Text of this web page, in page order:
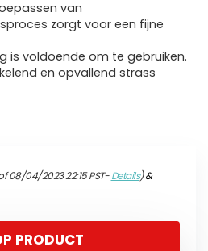
van
zorgt voor een fijne
is voldoende om te gebruiken.
en opvallend strass
08/04/2023 22:15 PST-Details)&
PRODUCT